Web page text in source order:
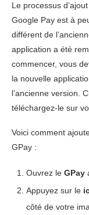
Le processus
Google Pay est à
différent de
application a été
commencer, vous
la nouvelle
l’ancienne version.
téléchargez-le sur
Voici comment
GPay :
Ouvrez le GPay
Appuyez sur le
côté de votre